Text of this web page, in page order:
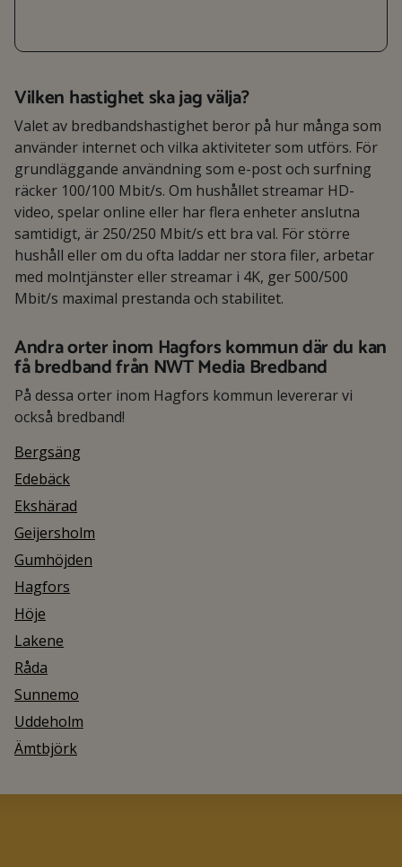
Vilken hastighet ska jag välja?
Valet av bredbandshastighet beror på hur många som
använder internet och vilka aktiviteter som utförs. För
grundläggande användning som e-post och surfning
räcker 100/100 Mbit/s. Om hushållet streamar HD-
video, spelar online eller har flera enheter anslutna
samtidigt, är 250/250 Mbit/s ett bra val. För större
hushåll eller om du ofta laddar ner stora filer, arbetar
med molntjänster eller streamar i 4K, ger 500/500
Mbit/s maximal prestanda och stabilitet.
Andra orter inom Hagfors kommun där du kan
få bredband från NWT Media Bredband
På dessa orter inom Hagfors kommun levererar vi
också bredband!
Bergsäng
Edebäck
Ekshärad
Geijersholm
Gumhöjden
Hagfors
Höje
Lakene
Råda
Sunnemo
Uddeholm
Ämtbjörk